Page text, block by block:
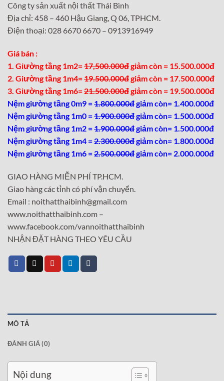
Công ty sản xuất nội thất Thái Bình
Địa chỉ: 458 – 460 Hậu Giang, Q 06, TPHCM.
Điện thoại: 028 6670 6670 – 0913916949
Giá bán :
1. Giường tầng 1m2=17,500.000đgiảm còn = 15.500.000đ
2. Giường tầng 1m4=19.500.000đgiảm còn = 17.500.000đ
3. Giường tầng 1m6=21.500.000đgiảm còn = 19.500.000đ
Nệm giường tầng 0m9 =1.800.000đgiảm còn= 1.400.000đ
Nệm giường tầng 1m0 =1.900.000đgiảm còn= 1.500.000đ
Nệm giường tầng 1m2 =1.900.000đgiảm còn= 1.500.000đ
Nệm giường tầng 1m4 =2.300.000đgiảm còn= 1.800.000đ
Nệm giường tầng 1m6 =2.500.000đgiảm còn= 2.000.000đ
GIAO HÀNG MIỄN PHÍ TP.HCM.
Giao hàng các tỉnh có phí vận chuyển.
Email : noithatthaibinh@gmail.com
www.noithatthaibinh.com –
www.facebook.com/vannoithatthaibinh
NHẬN ĐẶT HÀNG THEO YÊU CẦU
MÔ TẢ
ĐÁNH GIÁ (0)
Nội dung